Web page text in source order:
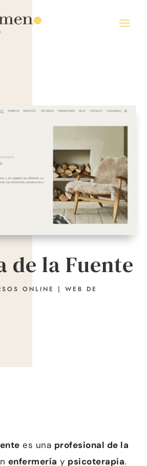
de la Fuente
ONLINE |WEB DE
es una profesional de la
enfermería y psicoterapia.